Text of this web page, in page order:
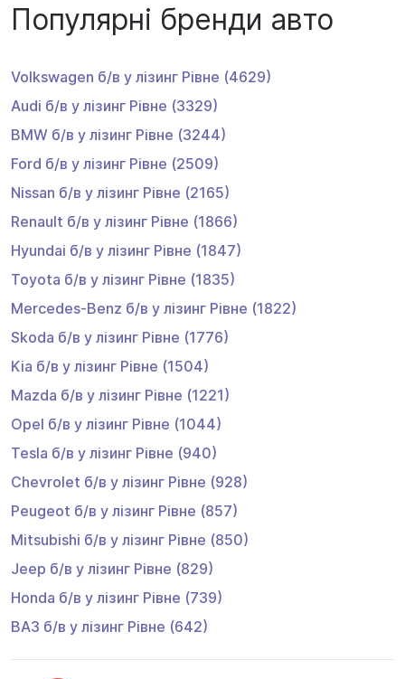
Популярні бренди авто
Volkswagen б/в у лізинг Рівне (4629)
Audi б/в у лізинг Рівне (3329)
BMW б/в у лізинг Рівне (3244)
Ford б/в у лізинг Рівне (2509)
Nissan б/в у лізинг Рівне (2165)
Renault б/в у лізинг Рівне (1866)
Hyundai б/в у лізинг Рівне (1847)
Toyota б/в у лізинг Рівне (1835)
Mercedes-Benz б/в у лізинг Рівне (1822)
Skoda б/в у лізинг Рівне (1776)
Kia б/в у лізинг Рівне (1504)
Mazda б/в у лізинг Рівне (1221)
Opel б/в у лізинг Рівне (1044)
Tesla б/в у лізинг Рівне (940)
Chevrolet б/в у лізинг Рівне (928)
Peugeot б/в у лізинг Рівне (857)
Mitsubishi б/в у лізинг Рівне (850)
Jeep б/в у лізинг Рівне (829)
Honda б/в у лізинг Рівне (739)
ВАЗ б/в у лізинг Рівне (642)